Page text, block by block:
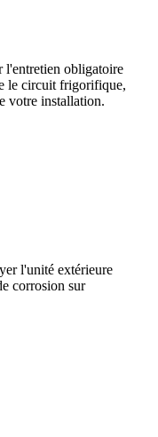
l'entretien obligatoire
le circuit frigorifique,
votre installation.
l'unité extérieure
corrosion sur